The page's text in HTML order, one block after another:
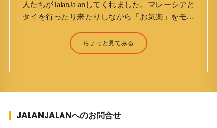
人たちがJalanJalanしてくれました。マレーシアと
タイを行ったり来たりしながら「お気楽」をモッ
（Jun Yamamori） 生年月日 ：1959年7月4日(61
才) 生まれ ：香港(3才まで) 育
ク ソフトボール
ちょっと見てみる
JALANJALANへのお問合せ